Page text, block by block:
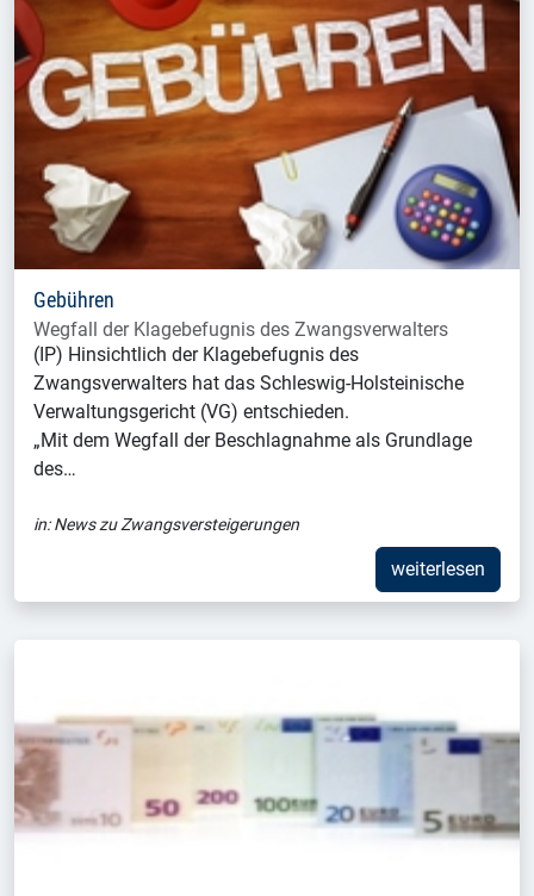
Gebühren
Wegfall der Klagebefugnis des Zwangsverwalters
(IP) Hinsichtlich der Klagebefugnis des
Zwangsverwalters hat das Schleswig-Holsteinische
Verwaltungsgericht (VG) entschieden.
„Mit dem Wegfall der Beschlagnahme als Grundlage
des…
in:News zu Zwangsversteigerungen
weiterlesen